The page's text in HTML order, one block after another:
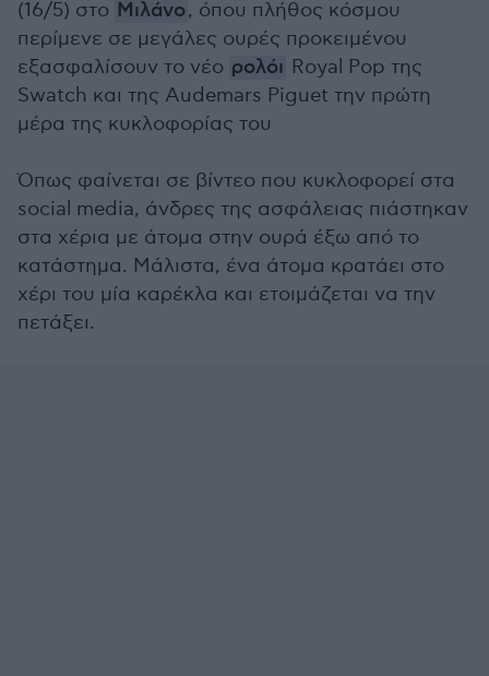
(16/5) στο Μιλάνο, όπου πλήθος κόσμου
περίμενε σε μεγάλες ουρές προκειμένου
εξασφαλίσουν το νέο ρολόι Royal Pop της
Swatch και της Audemars Piguet την πρώτη
μέρα της κυκλοφορίας του
Όπως φαίνεται σε βίντεο που κυκλοφορεί στα
social media, άνδρες της ασφάλειας πιάστηκαν
στα χέρια με άτομα στην ουρά έξω από το
κατάστημα. Μάλιστα, ένα άτομα κρατάει στο
χέρι του μία καρέκλα και ετοιμάζεται να την
πετάξει.